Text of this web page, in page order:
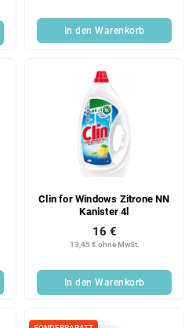
In den Warenkorb
Clin for Windows Zitrone NN
Kanister 4l
13,45 € ohne MwSt.
16 €
In den Warenkorb